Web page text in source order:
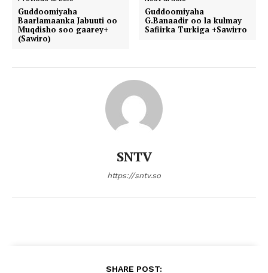
Guddoomiyaha
Baarlamaanka Jabuuti oo
Muqdisho soo gaarey+
(Sawiro)
Guddoomiyaha
G.Banaadir oo la kulmay
Safiirka Turkiga +Sawirro
SNTV
https://sntv.so
SHARE POST: